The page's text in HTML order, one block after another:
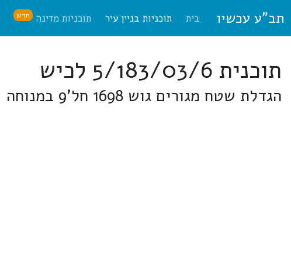
תב"ע עכשיו בית תוכניות בניין עיר תוכניות מדינה חדש
תוכנית 5/183/03/6 לכיש
הגדלת שטח מגורים גוש 1698 חל'9 במנוחה